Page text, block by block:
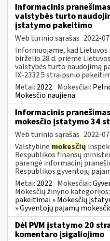
Informacinis
valstybės turto
įstatymo pakeitimo
Web turinio sąrašas 2022-
Informuojame, kad Lietuvos
birželio 28 d. priėmė
valstybės turto naudojimą
IX-2332 5 straipsnio
Metai: 2022 Mokesčiai:
Mokesčio naujiena
Informacinis
mokesčio įstatymo 34
Web turinio sąrašas 2022-
Valstybinė mokesčių
Respublikos finansų
parengė informacinį
Respublikos gyventojų
Metai: 2022 Mokesčiai:
Mokesčių žinyno kategorijos:
pakeitimai » Mokesčių
» Gyventojų pajamų
Dėl PVM įstatymo 20
komentaro įsigaliojimo